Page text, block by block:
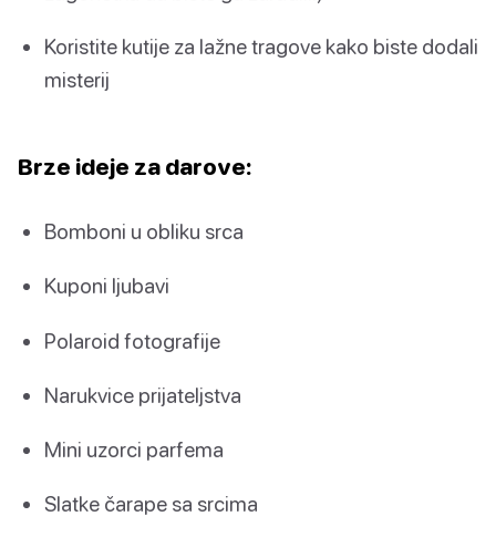
Koristite kutije za lažne tragove kako biste dodali
misterij
Brze ideje za darove:
Bomboni u obliku srca
Kuponi ljubavi
Polaroid fotografije
Narukvice prijateljstva
Mini uzorci parfema
Slatke čarape sa srcima